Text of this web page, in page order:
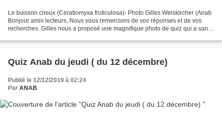
Le buisson cireux (Ceratiomyxa fruticulosa)- Photo Gilles Weiskircher (Anab
Bonjour amis lecteurs, Nous vous remercions de vos réponses et de vos
recherches. Gilles nous a proposé une magnifique photo de quiz qui a sans
Quiz Anab du jeudi ( du 12 décembre)
Publié le 12/12/2019 à 02:24
Par ANAB